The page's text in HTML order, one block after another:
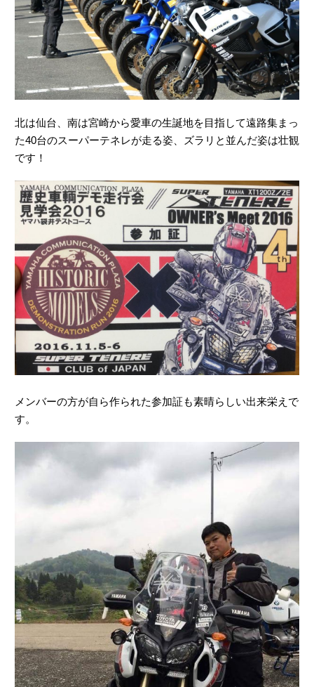
北は仙台、南は宮崎から愛車の生誕地を目指して遠路集まっ
た40台のスーパーテネレが走る姿、ズラリと並んだ姿は壮観
です！
メンバーの方が自ら作られた参加証も素晴らしい出来栄えで
す。